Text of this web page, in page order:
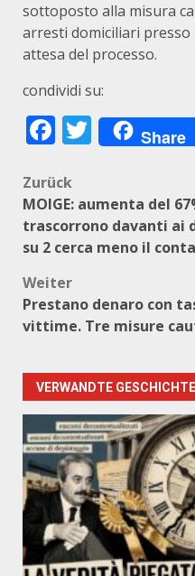
sottoposto alla misura
arresti domiciliari
attesa del processo.
condividi su:
Facebook
Twitter
Share
Zurück
MOIGE: aumenta del
trascorrono davanti ai
su 2 cerca meno il
Weiter
Prestano denaro con
vittime. Tre misure
VERWANDTE